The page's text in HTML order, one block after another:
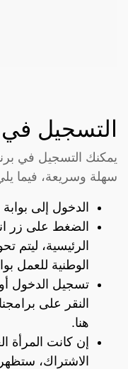
التسجيل
يمكنك التسجيل في
سهلة وسريعة، فيما
الدخول إلى
الضغط على زر
الرئيسية، ليتم
الوطنية للعمل
تسجيل الدخول
النقر على
هنا.
إن كانت المرأة
الاشتراك،